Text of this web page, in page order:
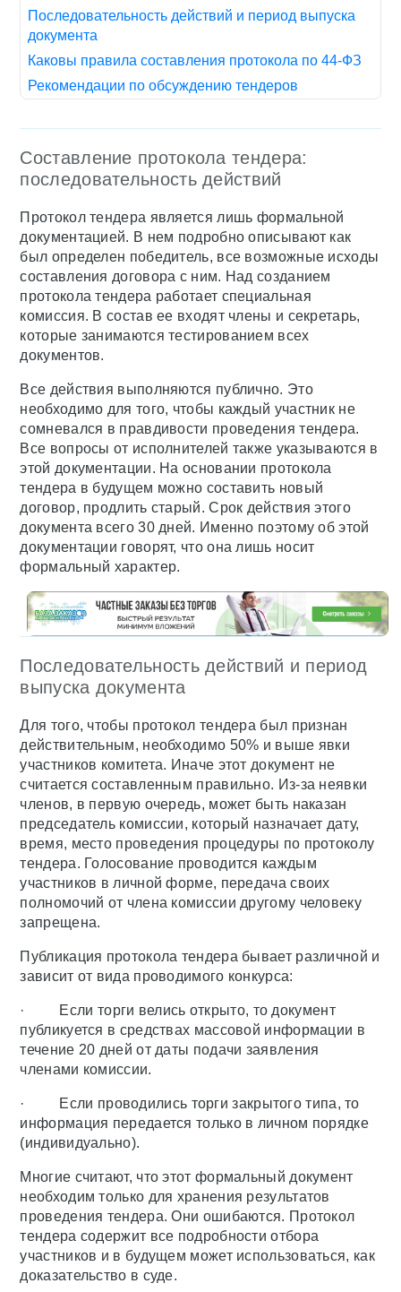
Последовательность действий и период выпуска
документа
Каковы правила составления протокола по 44-ФЗ
Рекомендации по обсуждению тендеров
Составление протокола тендера:
последовательность действий
Протокол тендера является лишь формальной
документацией. В нем подробно описывают как
был определен победитель, все возможные исходы
составления договора с ним. Над созданием
протокола тендера работает специальная
комиссия. В состав ее входят члены и секретарь,
которые занимаются тестированием всех
документов.
Все действия выполняются публично. Это
необходимо для того, чтобы каждый участник не
сомневался в правдивости проведения тендера.
Все вопросы от исполнителей также указываются в
этой документации. На основании протокола
тендера в будущем можно составить новый
договор, продлить старый. Срок действия этого
документа всего 30 дней. Именно поэтому об этой
документации говорят, что она лишь носит
формальный характер.
Последовательность действий и период
выпуска документа
Для того, чтобы протокол тендера был признан
действительным, необходимо 50% и выше явки
участников комитета. Иначе этот документ не
считается составленным правильно. Из-за неявки
членов, в первую очередь, может быть наказан
председатель комиссии, который назначает дату,
время, место проведения процедуры по протоколу
тендера. Голосование проводится каждым
участников в личной форме, передача своих
полномочий от члена комиссии другому человеку
запрещена.
Публикация протокола тендера бывает различной и
зависит от вида проводимого конкурса:
· Если торги велись открыто, то документ
публикуется в средствах массовой информации в
течение 20 дней от даты подачи заявления
членами комиссии.
· Если проводились торги закрытого типа, то
информация передается только в личном порядке
(индивидуально).
Многие считают, что этот формальный документ
необходим только для хранения результатов
проведения тендера. Они ошибаются. Протокол
тендера содержит все подробности отбора
участников и в будущем может использоваться, как
доказательство в суде.